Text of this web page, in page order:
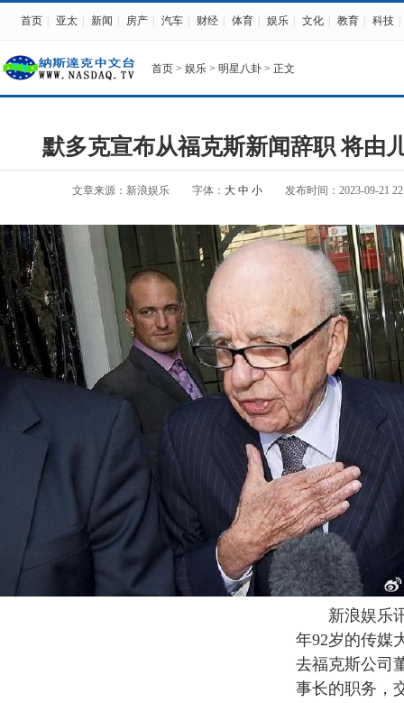
首页 亚太 新闻 房产 汽车 财经 体育 娱乐 文化 教育 科技
首页 > 娱乐 > 明星八卦 > 正文
默多克宣布从福克斯新闻辞职 将由
文章来源：新浪娱乐 字体： 大 中 小 发布时间：2023-09-21
新浪娱乐讯
年92岁的传媒
去福克斯公司
事长的职务，